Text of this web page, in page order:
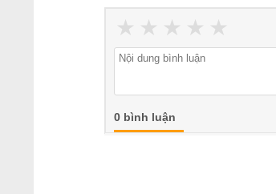
★
★
★
★
★
0 bình luận